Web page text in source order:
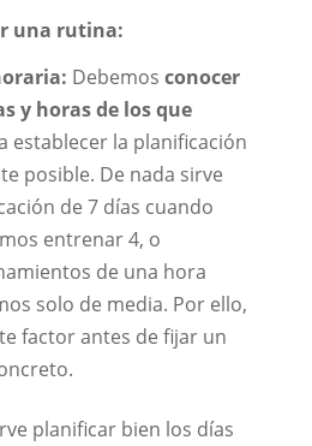
una rutina:
Debemos conocer
y horas de los que
establecer la planificación
posible. De nada sirve
de 7 días cuando
entrenar 4, o
de una hora
solo de media. Por ello,
factor antes de fijar un
planificar bien los días